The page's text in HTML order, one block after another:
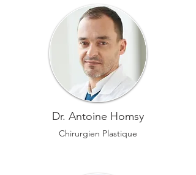
Dr. Antoine Homsy
Chirurgien Plastique